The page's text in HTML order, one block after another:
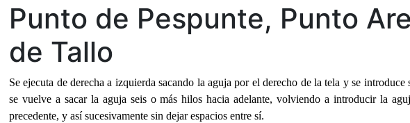
Punto de Pespunte, Punto
de Tallo
Se ejecuta de derecha a izquierda sacando la aguja por el derecho de la tela y se introduce
se vuelve a sacar la aguja seis o más hilos hacia adelante, volviendo a introducir la
precedente, y así sucesivamente sin dejar espacios entre sí.